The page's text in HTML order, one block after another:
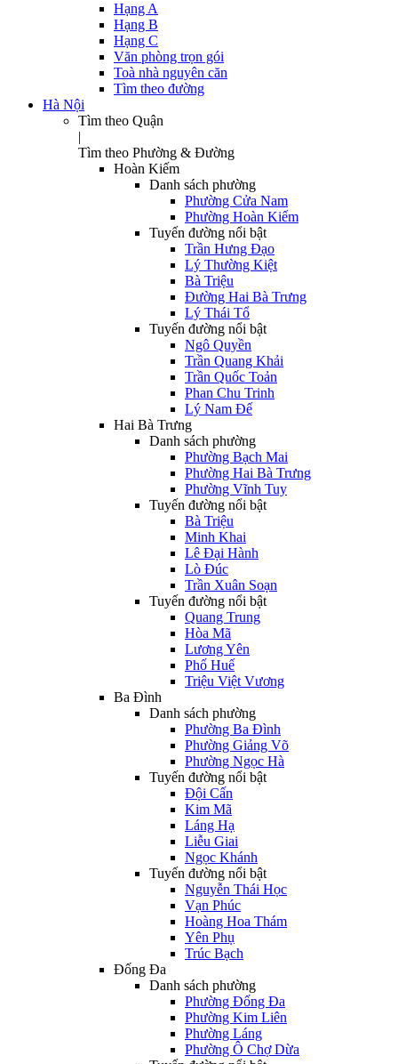
Hạng A
Hạng B
Hạng C
Văn phòng trọn gói
Toà nhà nguyên căn
Tìm theo đường
Hà Nội
Tìm theo Quận
|
Tìm theo Phường & Đường
Hoàn Kiếm
Danh sách phường
Phường Cửa Nam
Phường Hoàn Kiếm
Tuyến đường nổi bật
Trần Hưng Đạo
Lý Thường Kiệt
Bà Triệu
Đường Hai Bà Trưng
Lý Thái Tổ
Tuyến đường nổi bật
Ngô Quyền
Trần Quang Khải
Trần Quốc Toản
Phan Chu Trinh
Lý Nam Đế
Hai Bà Trưng
Danh sách phường
Phường Bạch Mai
Phường Hai Bà Trưng
Phường Vĩnh Tuy
Tuyến đường nổi bật
Bà Triệu
Minh Khai
Lê Đại Hành
Lò Đúc
Trần Xuân Soạn
Tuyến đường nổi bật
Quang Trung
Hòa Mã
Lương Yên
Phố Huế
Triệu Việt Vương
Ba Đình
Danh sách phường
Phường Ba Đình
Phường Giảng Võ
Phường Ngọc Hà
Tuyến đường nổi bật
Đội Cấn
Kim Mã
Láng Hạ
Liễu Giai
Ngọc Khánh
Tuyến đường nổi bật
Nguyễn Thái Học
Vạn Phúc
Hoàng Hoa Thám
Yên Phụ
Trúc Bạch
Đống Đa
Danh sách phường
Phường Đống Đa
Phường Kim Liên
Phường Láng
Phường Ô Chợ Dừa